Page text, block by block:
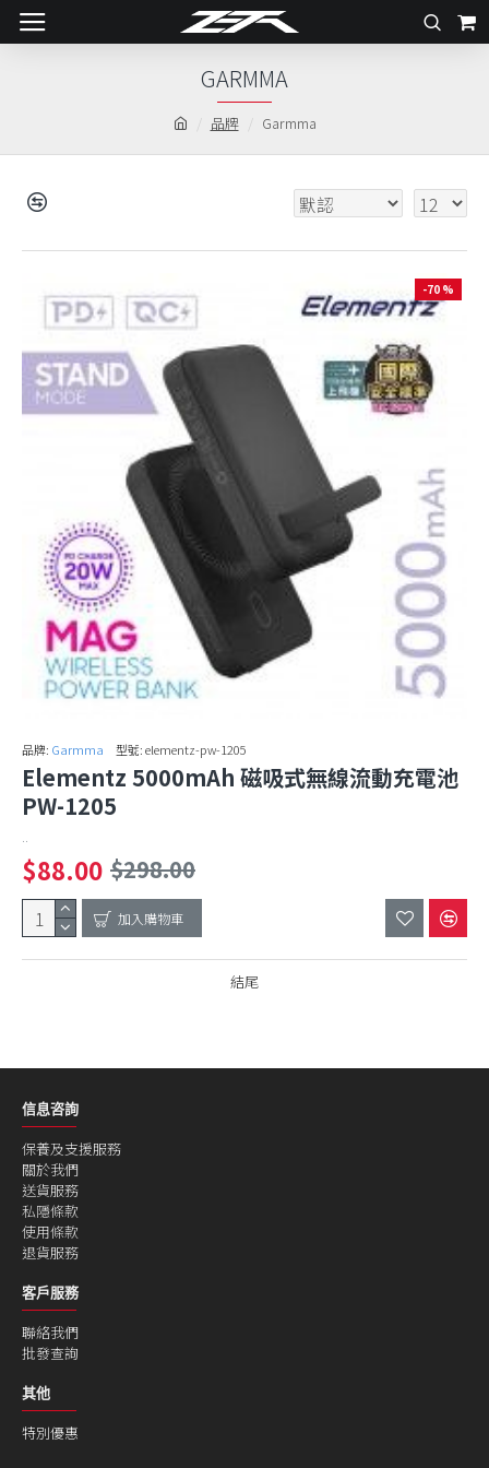
品牌 Garmma
GARMMA
-70 %
品牌: Garmma 型號:elementz-pw-1205
Elementz 5000mAh 磁吸式無線流動充電池
PW-1205
..
$88.00 $298.00
加入購物車
結尾
信息咨詢
保養及支援服務
關於我們
送貨服務
私隱條款
使用條款
退貨服務
客戶服務
聯絡我們
批發查詢
其他
特別優惠